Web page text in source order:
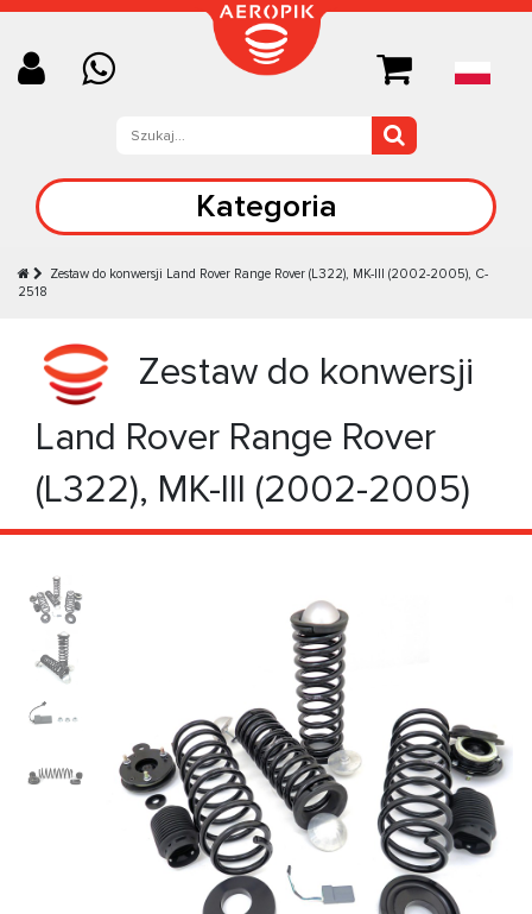
Kategoria
Zestaw do konwersji Land Rover Range Rover (L322), MK-III (2002-2005), C-
2518
Zestaw do konwersji
Land Rover Range Rover
(L322), MK-III (2002-2005)